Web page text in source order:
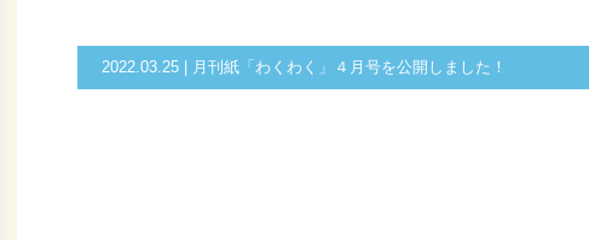
2022.03.25 | 月刊紙「わくわく」４月号を公開しました！